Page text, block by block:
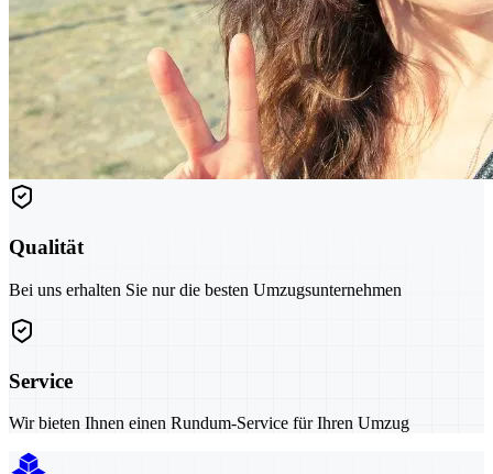
Qualität
Bei uns erhalten Sie nur die besten Umzugsunternehmen
Service
Wir bieten Ihnen einen Rundum-Service für Ihren Umzug